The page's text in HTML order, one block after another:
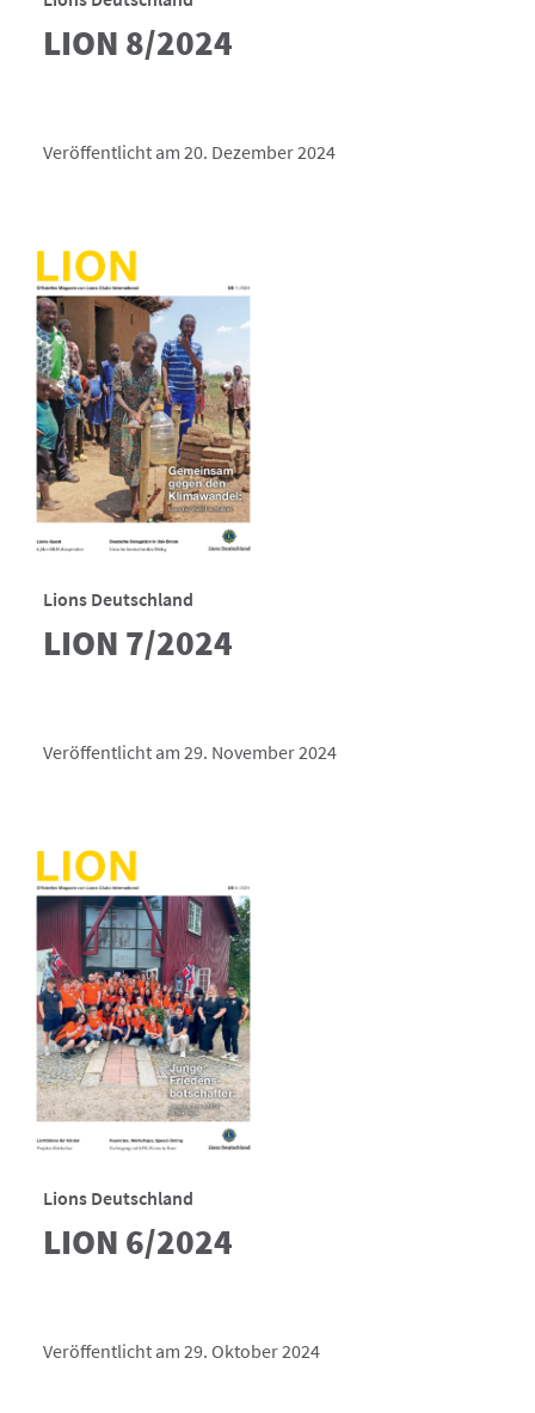
LION 8/2024
Veröffentlicht am 20. Dezember 2024
Lions Deutschland
LION 7/2024
Veröffentlicht am 29. November 2024
Lions Deutschland
LION 6/2024
Veröffentlicht am 29. Oktober 2024